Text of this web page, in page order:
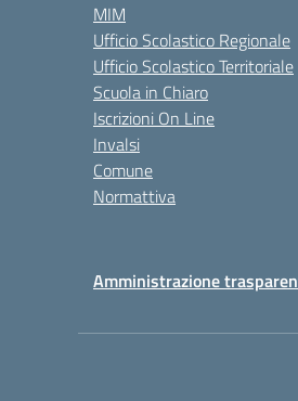
MIM
Ufficio Scolastico Regionale
Ufficio Scolastico Territoriale
Scuola in Chiaro
Iscrizioni On Line
Invalsi
Comune
Normattiva
Amministrazione